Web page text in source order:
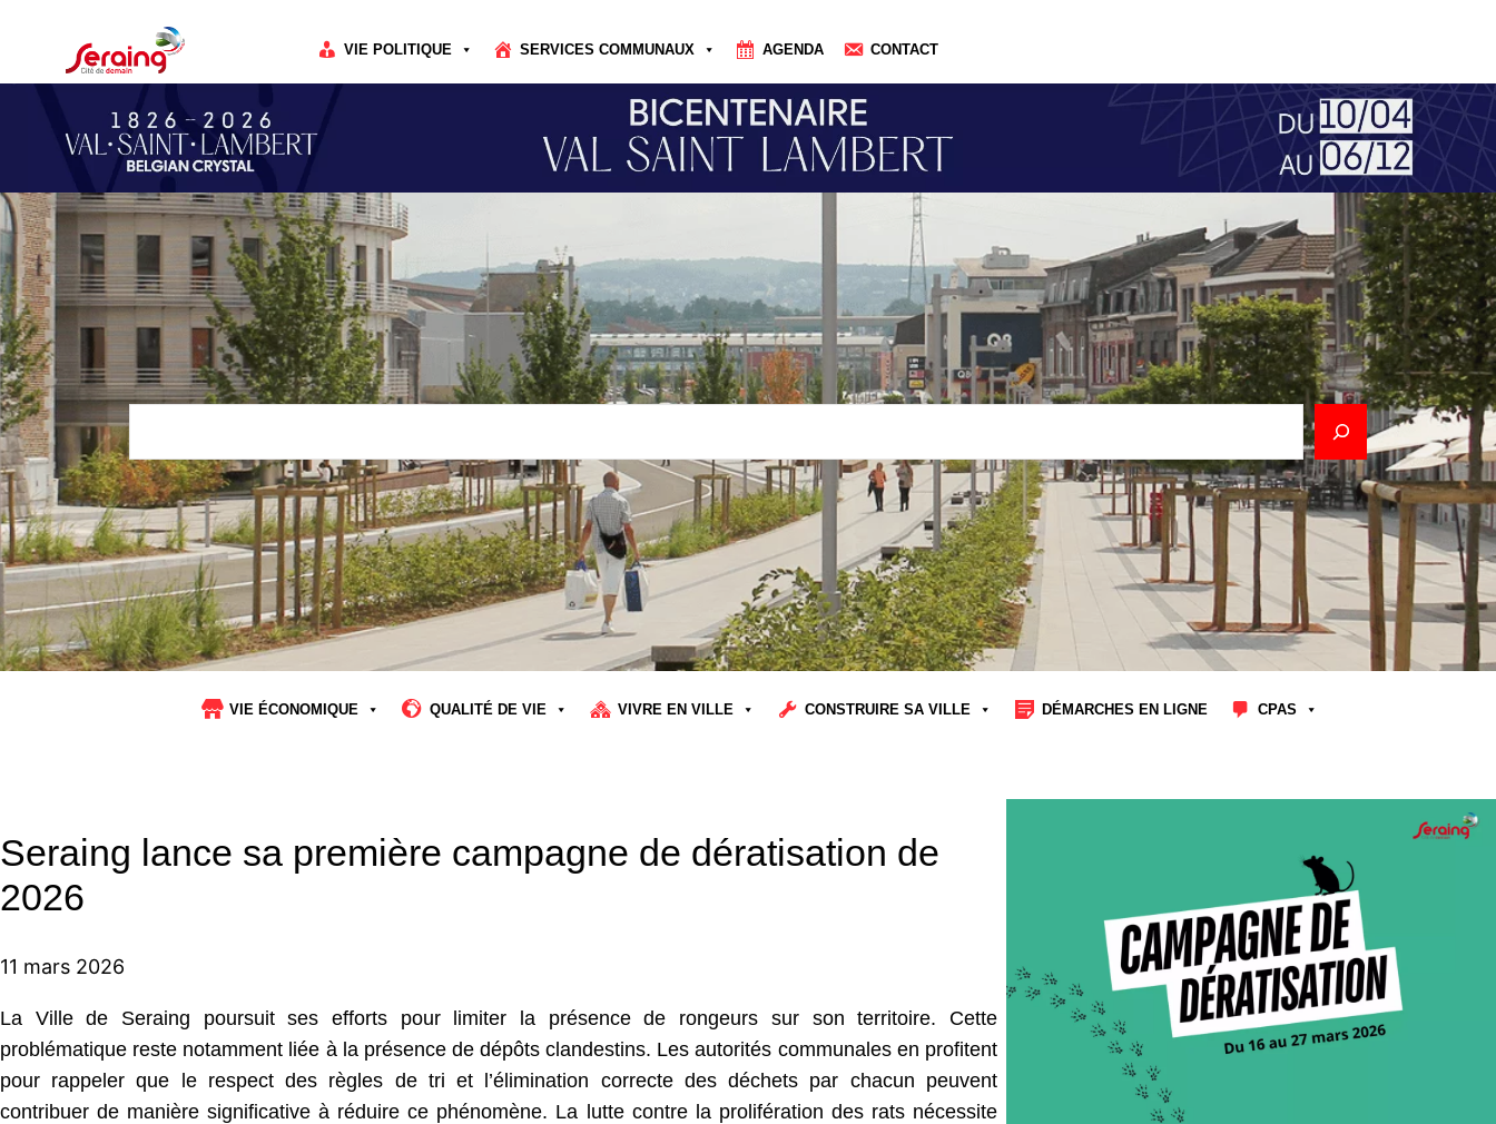
VIE POLITIQUE SERVICES COMMUNAUX AGENDA CONTACT
Rechercher
VIE ÉCONOMIQUE QUALITÉ DE VIE VIVRE EN VILLE CONSTRUIRE SA VILLE DÉMARCHES EN LIGNE CPAS
Seraing lance sa première campagne de dératisation de
2026
11 mars 2026
La Ville de Seraing poursuit ses efforts pour limiter la présence de rongeurs sur son territoire. Cette
problématique reste notamment liée à la présence de dépôts clandestins. Les autorités communales en profitent
pour rappeler que le respect des règles de tri et l’élimination correcte des déchets par chacun peuvent
contribuer de manière significative à réduire ce phénomène. La lutte contre la prolifération des rats nécessite